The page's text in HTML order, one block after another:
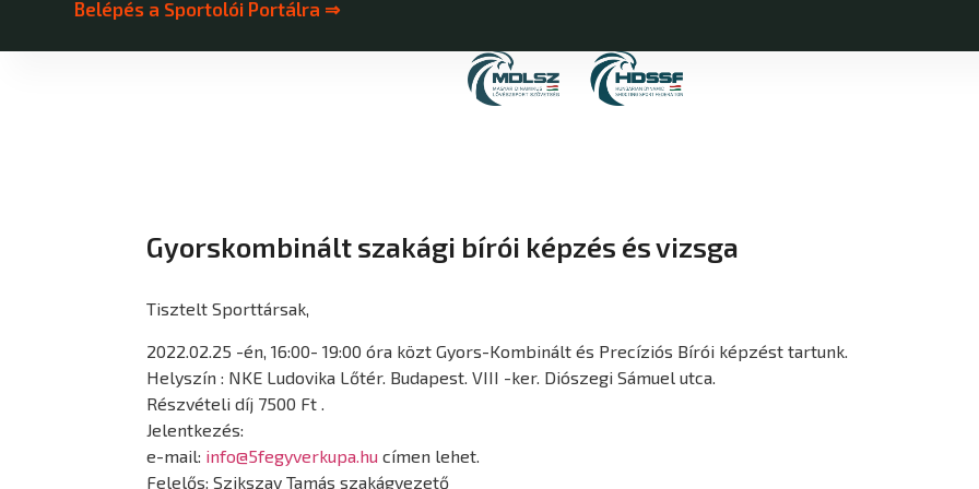
Belépés a Sportolói Portálra ⇒
Gyorskombinált szakági bírói képzés és vizsga
Tisztelt Sporttársak,
2022.02.25 -én, 16:00- 19:00 óra közt Gyors-Kombinált és Precíziós Bírói képzést tartunk.
Helyszín : NKE Ludovika Lőtér. Budapest. VIII -ker. Diószegi Sámuel utca.
Részvételi díj 7500 Ft .
Jelentkezés:
e-mail: info@5fegyverkupa.hu címen lehet.
Felelős: Szikszay Tamás szakágvezető